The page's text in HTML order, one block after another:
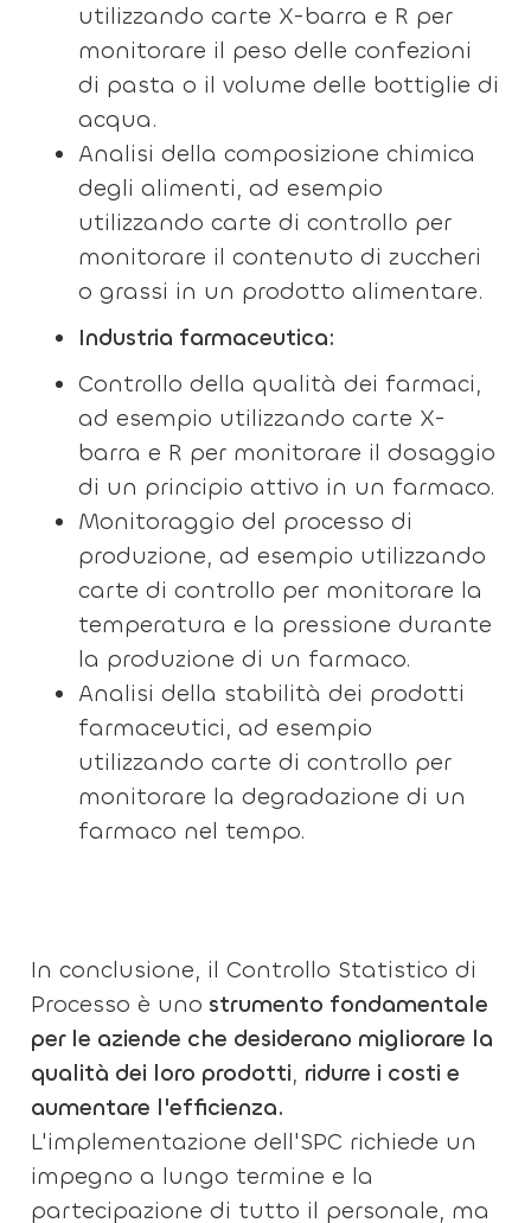
utilizzando carte X-barra e R per
monitorare il peso delle confezioni
di pasta o il volume delle bottiglie di
acqua.
Analisi della composizione chimica
degli alimenti, ad esempio
utilizzando carte di controllo per
monitorare il contenuto di zuccheri
o grassi in un prodotto alimentare.
Industria farmaceutica:
Controllo della qualità dei farmaci,
ad esempio utilizzando carte X-
barra e R per monitorare il dosaggio
di un principio attivo in un farmaco.
Monitoraggio del processo di
produzione, ad esempio utilizzando
carte di controllo per monitorare la
temperatura e la pressione durante
la produzione di un farmaco.
Analisi della stabilità dei prodotti
farmaceutici, ad esempio
utilizzando carte di controllo per
monitorare la degradazione di un
farmaco nel tempo.
In conclusione, il Controllo Statistico di
Processo è uno strumento fondamentale
per le aziende che desiderano migliorare la
qualità dei loro prodotti, ridurre i costi e
aumentare l'efficienza.
L'implementazione dell'SPC richiede un
impegno a lungo termine e la
partecipazione di tutto il personale, ma